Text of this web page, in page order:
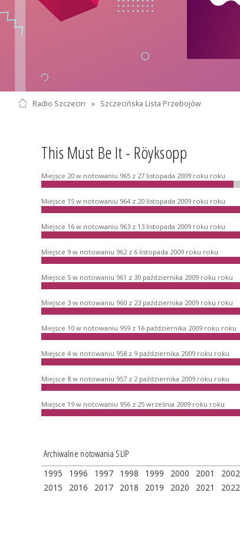
Radio Szczecin » Szczecińska Lista Przebojów
This Must Be It - Röyksopp
Miejsce 20 w notowaniu 965 z 27 listopada 2009 roku roku
Miejsce 15 w notowaniu 964 z 20 listopada 2009 roku roku
Miejsce 16 w notowaniu 963 z 13 listopada 2009 roku roku
Miejsce 9 w notowaniu 962 z 6 listopada 2009 roku roku
Miejsce 5 w notowaniu 961 z 30 października 2009 roku roku
Miejsce 3 w notowaniu 960 z 23 października 2009 roku roku
Miejsce 10 w notowaniu 959 z 16 października 2009 roku roku
Miejsce 4 w notowaniu 958 z 9 października 2009 roku roku
Miejsce 8 w notowaniu 957 z 2 października 2009 roku roku
Miejsce 19 w notowaniu 956 z 25 września 2009 roku roku
Archiwalne notowania SLIP
1995 1996 1997 1998 1999 2000 2001 2002
2015
2016 2017 2018 2019 2020 2021 2022